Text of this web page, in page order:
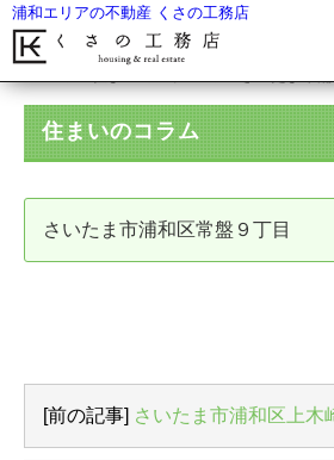
浦和エリアの不動産 くさの工務店
住まいのコラム
さいたま市浦和区常盤９丁目
[前の記事] さいたま市浦和区上木